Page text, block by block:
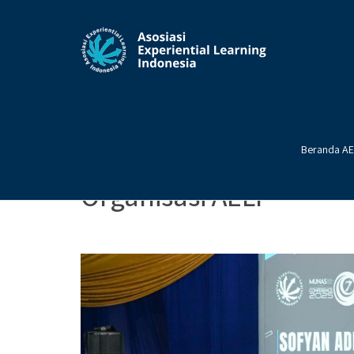
Beranda
Groundworks:
Organisasi AELI